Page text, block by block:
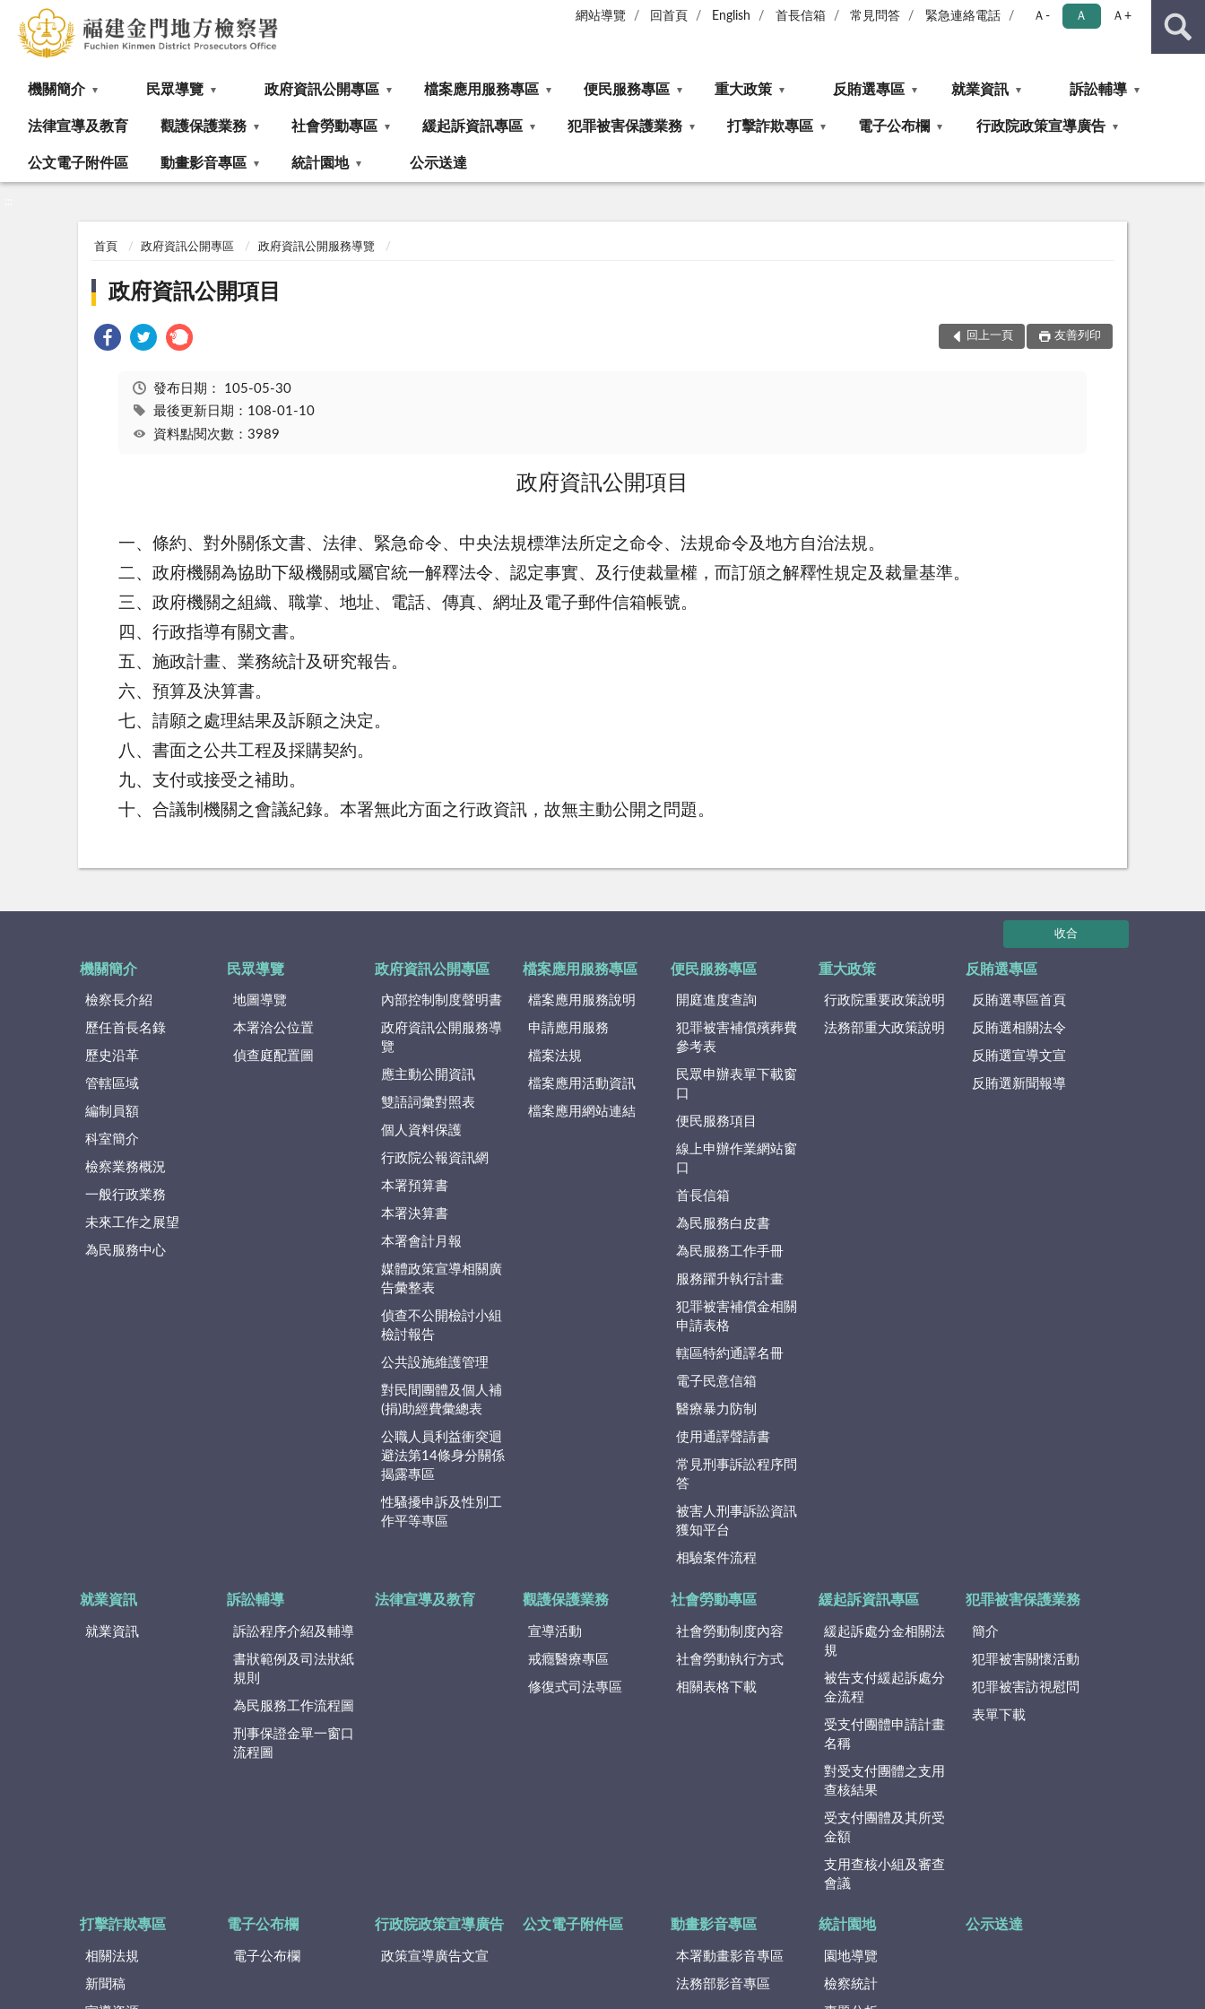
網站導覽 回首頁 English 首長信箱 常見問答 緊急連絡電話 Ａ- Ａ Ａ+
機關簡介 民眾導覽 政府資訊公開專區 檔案應用服務專區 便民服務專區 重大政策 反賄選專區 就業資訊 訴訟輔導
法律宣導及教育 觀護保護業務 社會勞動專區 緩起訴資訊專區 犯罪被害保護業務 打擊詐欺專區 電子公布欄 行政院政策宣導廣告
公文電子附件區 動畫影音專區 統計園地 公示送達
首頁 政府資訊公開專區 政府資訊公開服務導覽
政府資訊公開項目
回上一頁 友善列印
發布日期： 105-05-30
最後更新日期：108-01-10
資料點閱次數：3989
政府資訊公開項目
一、條約、對外關係文書、法律、緊急命令、中央法規標準法所定之命令、法規命令及地方自治法規。
二、政府機關為協助下級機關或屬官統一解釋法令、認定事實、及行使裁量權，而訂頒之解釋性規定及裁量基準。
三、政府機關之組織、職掌、地址、電話、傳真、網址及電子郵件信箱帳號。
四、行政指導有關文書。
五、施政計畫、業務統計及研究報告。
六、預算及決算書。
七、請願之處理結果及訴願之決定。
八、書面之公共工程及採購契約。
九、支付或接受之補助。
十、合議制機關之會議紀錄。本署無此方面之行政資訊，故無主動公開之問題。
收合
機關簡介
檢察長介紹
歷任首長名錄
歷史沿革
管轄區域
編制員額
科室簡介
檢察業務概況
一般行政業務
未來工作之展望
為民服務中心
民眾導覽
地圖導覽
本署洽公位置
偵查庭配置圖
政府資訊公開專區
內部控制制度聲明書
政府資訊公開服務導
覽
應主動公開資訊
雙語詞彙對照表
個人資料保護
行政院公報資訊網
本署預算書
本署決算書
本署會計月報
媒體政策宣導相關廣
告彙整表
偵查不公開檢討小組
檢討報告
公共設施維護管理
對民間團體及個人補
(捐)助經費彙總表
公職人員利益衝突迴
避法第14條身分關係
揭露專區
性騷擾申訴及性別工
作平等專區
檔案應用服務專區
檔案應用服務說明
申請應用服務
檔案法規
檔案應用活動資訊
檔案應用網站連結
便民服務專區
開庭進度查詢
犯罪被害補償殯葬費
參考表
民眾申辦表單下載窗
口
便民服務項目
線上申辦作業網站窗
口
首長信箱
為民服務白皮書
為民服務工作手冊
服務躍升執行計畫
犯罪被害補償金相關
申請表格
轄區特約通譯名冊
電子民意信箱
醫療暴力防制
使用通譯聲請書
常見刑事訴訟程序問
答
被害人刑事訴訟資訊
獲知平台
相驗案件流程
重大政策
行政院重要政策說明
法務部重大政策說明
反賄選專區
反賄選專區首頁
反賄選相關法令
反賄選宣導文宣
反賄選新聞報導
就業資訊
就業資訊
訴訟輔導
訴訟程序介紹及輔導
書狀範例及司法狀紙
規則
為民服務工作流程圖
刑事保證金單一窗口
流程圖
法律宣導及教育 觀護保護業務
宣導活動
戒癮醫療專區
修復式司法專區
社會勞動專區
社會勞動制度內容
社會勞動執行方式
相關表格下載
緩起訴資訊專區
緩起訴處分金相關法
規
被告支付緩起訴處分
金流程
受支付團體申請計畫
名稱
對受支付團體之支用
查核結果
受支付團體及其所受
金額
支用查核小組及審查
會議
犯罪被害保護業務
簡介
犯罪被害關懷活動
犯罪被害訪視慰問
表單下載
打擊詐欺專區
相關法規
新聞稿
電子公布欄
電子公布欄
行政院政策宣導廣告
政策宣導廣告文宣
公文電子附件區 動畫影音專區
本署動畫影音專區
法務部影音專區
統計園地
園地導覽
檢察統計
公示送達